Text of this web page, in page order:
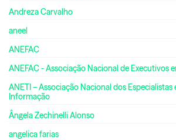
Andreza Carvalho
aneel
ANEFAC
ANEFAC - Associação Nacional de Executivos
ANETI – Associação Nacional dos Especialistas
Informação
Ângela Zechinelli Alonso
angelica farias